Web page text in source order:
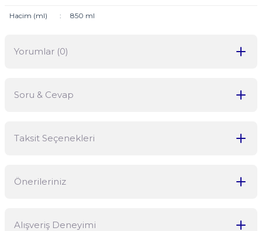
Hacim (ml) : 850 ml
Yorumlar (0)
Soru & Cevap
Taksit Seçenekleri
Önerileriniz
konularda yetersiz gördüğünüz noktaları öneri formunu kullanarak
Alışveriş Deneyimi